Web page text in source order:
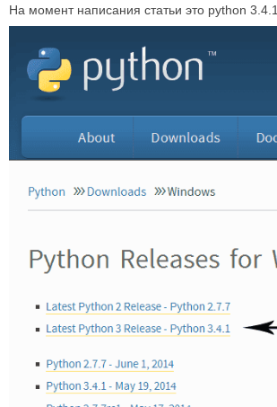
На момент написания статьи это python 3.4.1.